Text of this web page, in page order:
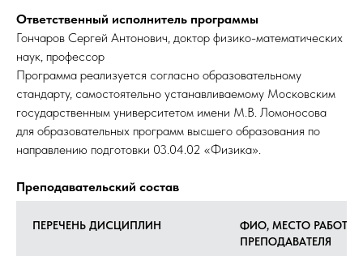
Ответственный исполнитель программы
Гончаров Сергей Антонович, доктор физико-математических
наук, профессор
Программа реализуется согласно образовательному
стандарту, самостоятельно устанавливаемому Московским
государственным университетом имени М.В. Ломоносова
для образовательных программ высшего образования по
направлению подготовки 03.04.02 «Физика».
Преподавательский состав
ПЕРЕЧЕНЬ ДИСЦИПЛИН
ФИО, МЕСТО
ПРЕПОДАВАТЕЛЯ